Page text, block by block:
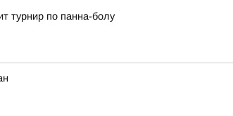
турнир по панна-болу